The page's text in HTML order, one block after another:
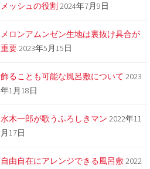
メッシュの役割 2024年7月9日
メロンアムンゼン生地は裏抜け具合が
重要2023年5月15日
飾ることも可能な風呂敷について 2023
年1月18日
水木一郎が歌うふろしきマン 2022年11
月17日
自由自在にアレンジできる風呂敷2022